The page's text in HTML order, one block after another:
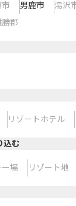
市 男鹿市 湯沢
勝郡
リゾートホテル
込む
ー場 リゾート地